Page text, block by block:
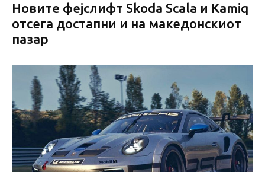
Новите фејслифт Skoda Scala и Kamiq
отсега достапни и на македонскиот
пазар